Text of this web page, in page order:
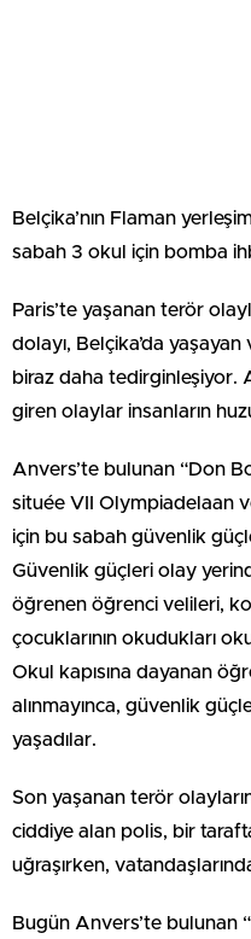
Belçika’nın Flaman
sabah 3 okul için bomba
Paris’te yaşanan terör
dolayı, Belçika’da
biraz daha tedirginleşiyor.
giren olaylar insanların
Anvers’te bulunan “Don
située VII Olympiadelaan
için bu sabah güvenlik
Güvenlik güçleri olay
öğrenen öğrenci velileri,
çocuklarının okudukları
Okul kapısına dayanan
alınmayınca, güvenlik
yaşadılar.
Son yaşanan terör
ciddiye alan polis, bir
uğraşırken,
Bugün Anvers’te bulunan